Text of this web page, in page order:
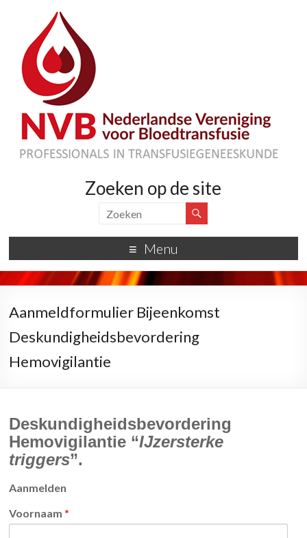
Zoeken op de site
Menu
Aanmeldformulier Bijeenkomst
Deskundigheidsbevordering
Hemovigilantie
Deskundigheidsbevordering
Hemovigilantie “IJzersterke
triggers”.
Aanmelden
Voornaam *